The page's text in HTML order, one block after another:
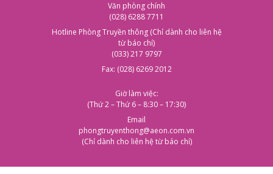
Văn phòng chính
(028) 6288 7711
Hotline Phòng Truyền thông (Chỉ dành cho liên hệ
từ báo chí)
(033) 217 9797
Fax: (028) 6269 2012
Giờ làm việc:
(Thứ 2 – Thứ 6 – 8:30 – 17:30)
Email
phongtruyenthong@aeon.com.vn
(Chỉ dành cho liên hệ từ báo chí)